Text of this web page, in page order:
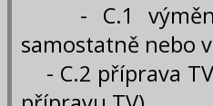
- C.1 výměna
samostatně nebo
- C.2 příprava